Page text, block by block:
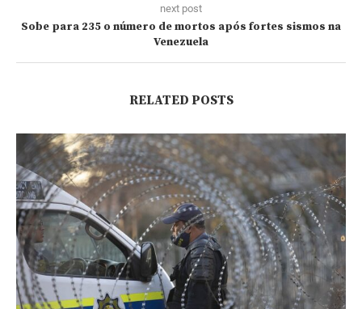
next post
Sobe para 235 o número de mortos após fortes sismos na
Venezuela
RELATED POSTS